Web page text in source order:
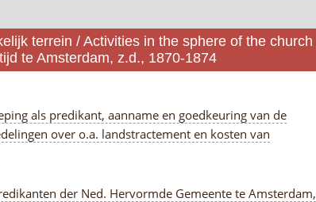
terrein / Activities in the sphere of the church
te Amsterdam, z.d., 1870-1874
als predikant, aanname en goedkeuring van de
over o.a. landstractement en kosten van
der Ned. Hervormde Gemeente te Amsterdam,